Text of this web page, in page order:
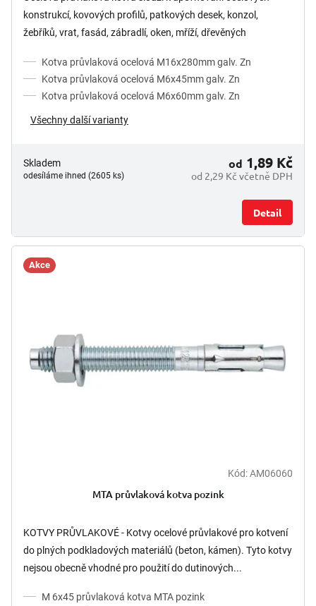
5
hvězdiček.
konstrukcí, kovových profilů, patkových desek, konzol,
žebříků, vrat, fasád, zábradlí, oken, mříží, dřevěných
Kotva průvlaková ocelová M16x280mm galv. Zn
Kotva průvlaková ocelová M6x45mm galv. Zn
Kotva průvlaková ocelová M6x60mm galv. Zn
Všechny další varianty
Skladem
odesíláme ihned (2605 ks) od 2,29 Kč včetně DPH
od 1,89 Kč
Detail
Akce
5,0
5
hvězdiček.
Kód:AM06060
MTA průvlaková kotva pozink
KOTVY PRŮVLAKOVÉ - Kotvy ocelové průvlakové pro kotvení
do plných podkladových materiálů (beton, kámen). Tyto kotvy
nejsou obecně vhodné pro použití do dutinových...
M 6x45 průvlaková kotva MTA pozink